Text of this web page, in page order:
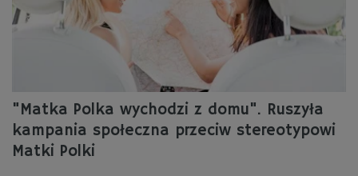
"Matka Polka wychodzi z domu". Ruszyła
kampania społeczna przeciw stereotypowi
Matki Polki